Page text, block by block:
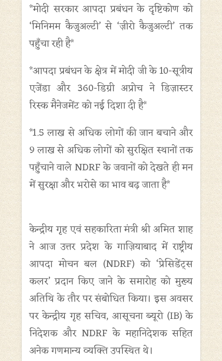
*मोदी सरकार आपदा प्रबंधन के दृष्टिकोण को
‘मिनिमम कैजुअल्टी’ से ‘ज़ीरो कैजुअल्टी’ तक
पहुँचा रही है*
*आपदा प्रबंधन के क्षेत्र में मोदी जी के 10-सूत्रीय
एजेंडा और 360-डिग्री अप्रोच ने डिज़ास्टर
रिस्क मैनेजमेंट को नई दिशा दी है*
*1.5 लाख से अधिक लोगों की जान बचाने और
9 लाख से अधिक लोगों को सुरक्षित स्थानों तक
पहुँचाने वाले NDRF के जवानों को देखते ही मन
में सुरक्षा और भरोसे का भाव बढ़ जाता है*
केन्द्रीय गृह एवं सहकारिता मंत्री श्री अमित शाह
ने आज उत्तर प्रदेश के गाज़ियाबाद में राष्ट्रीय
आपदा मोचन बल (NDRF) को ‘प्रेसिडेंट्स
कलर’ प्रदान किए जाने के समारोह को मुख्य
अतिथि के तौर पर संबोधित किया। इस अवसर
पर केन्द्रीय गृह सचिव, आसूचना ब्यूरो (IB) के
निदेशक और NDRF के महानिदेशक सहित
अनेक गणमान्य व्यक्ति उपस्थित थे।